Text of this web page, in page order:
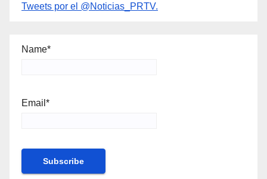
Tweets por el @Noticias_PRTV.
Name*
Email*